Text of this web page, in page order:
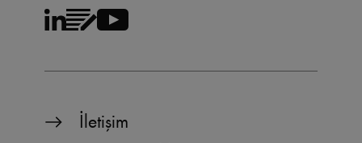
İletişim